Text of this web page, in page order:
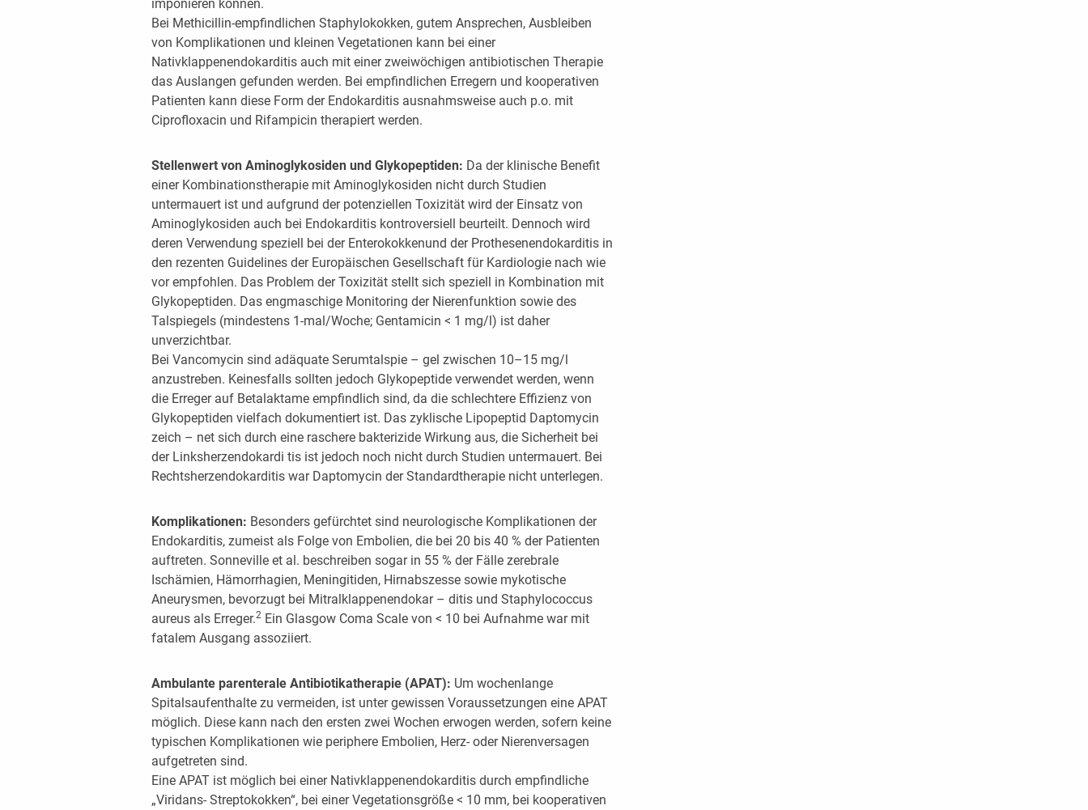
imponieren können.
Bei Methicillin-empfindlichen Staphylokokken, gutem Ansprechen, Ausbleiben
von Komplikationen und kleinen Vegetationen kann bei einer
Nativklappenendokarditis auch mit einer zweiwöchigen antibiotischen Therapie
das Auslangen gefunden werden. Bei empfindlichen Erregern und kooperativen
Patienten kann diese Form der Endokarditis ausnahmsweise auch p.o. mit
Ciprofloxacin und Rifampicin therapiert werden.
Stellenwert von Aminoglykosiden und Glykopeptiden: Da der klinische Benefit
einer Kombinationstherapie mit Aminoglykosiden nicht durch Studien
untermauert ist und aufgrund der potenziellen Toxizität wird der Einsatz von
Aminoglykosiden auch bei Endokarditis kontroversiell beurteilt. Dennoch wird
deren Verwendung speziell bei der Enterokokkenund der Prothesenendokarditis in
den rezenten Guidelines der Europäischen Gesellschaft für Kardiologie nach wie
vor empfohlen. Das Problem der Toxizität stellt sich speziell in Kombination mit
Glykopeptiden. Das engmaschige Monitoring der Nierenfunktion sowie des
Talspiegels (mindestens 1-mal/Woche; Gentamicin < 1 mg/l) ist daher
unverzichtbar.
Bei Vancomycin sind adäquate Serumtalspie – gel zwischen 10–15 mg/l
anzustreben. Keinesfalls sollten jedoch Glykopeptide verwendet werden, wenn
die Erreger auf Betalaktame empfindlich sind, da die schlechtere Effizienz von
Glykopeptiden vielfach dokumentiert ist. Das zyklische Lipopeptid Daptomycin
zeich – net sich durch eine raschere bakterizide Wirkung aus, die Sicherheit bei
der Linksherzendokardi tis ist jedoch noch nicht durch Studien untermauert. Bei
Rechtsherzendokarditis war Daptomycin der Standardtherapie nicht unterlegen.
Komplikationen: Besonders gefürchtet sind neurologische Komplikationen der
Endokarditis, zumeist als Folge von Embolien, die bei 20 bis 40 % der Patienten
auftreten. Sonneville et al. beschreiben sogar in 55 % der Fälle zerebrale
Ischämien, Hämorrhagien, Meningitiden, Hirnabszesse sowie mykotische
Aneurysmen, bevorzugt bei Mitralklappenendokar – ditis und Staphylococcus
aureus als Erreger.2Ein Glasgow Coma Scale von < 10 bei Aufnahme war mit
fatalem Ausgang assoziiert.
Ambulante parenterale Antibiotikatherapie (APAT): Um wochenlange
Spitalsaufenthalte zu vermeiden, ist unter gewissen Voraussetzungen eine APAT
möglich. Diese kann nach den ersten zwei Wochen erwogen werden, sofern keine
typischen Komplikationen wie periphere Embolien, Herz- oder Nierenversagen
aufgetreten sind.
Eine APAT ist möglich bei einer Nativklappenendokarditis durch empfindliche
„Viridans- Streptokokken“, bei einer Vegetationsgröße < 10 mm, bei kooperativen